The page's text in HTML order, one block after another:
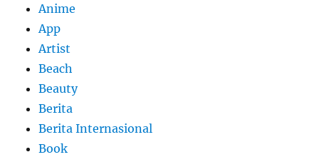
Anime
App
Artist
Beach
Beauty
Berita
Berita Internasional
Book